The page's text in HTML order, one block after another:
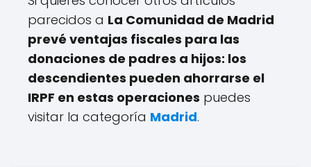
parecidos a La Comunidad de Madrid
prevé ventajas fiscales para las
donaciones de padres a hijos: los
descendientes pueden ahorrarse el
IRPF en estas operaciones puedes
visitar la categoría Madrid.